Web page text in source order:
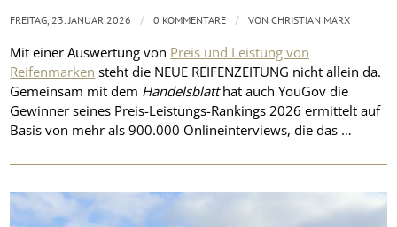
Mit einer Auswertung von Preis und Leistung von
Reifenmarken steht die NEUE REIFENZEITUNG nicht allein da.
Gemeinsam mit dem Handelsblatthat auch YouGov die
Gewinner seines Preis-Leistungs-Rankings 2026 ermittelt auf
Basis von mehr als 900.000 Onlineinterviews, die das …
FREITAG, 23. JANUAR 2026 / 0 KOMMENTARE / VONCHRISTIAN MARX